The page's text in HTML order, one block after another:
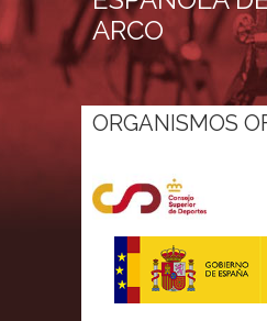
ARCO
ORGANISMOS